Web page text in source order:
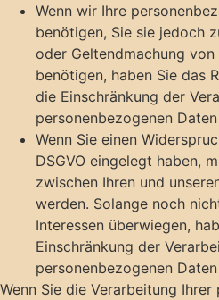
Wenn wir Ihre
benötigen, Sie sie jedoch
oder Geltendmachung von
benötigen, haben Sie das
die Einschränkung der
personenbezogenen
Wenn Sie einen
DSGVO eingelegt haben,
zwischen Ihren und
werden. Solange noch
Interessen überwiegen,
Einschränkung der
personenbezogenen
Wenn Sie die Verarbeitung